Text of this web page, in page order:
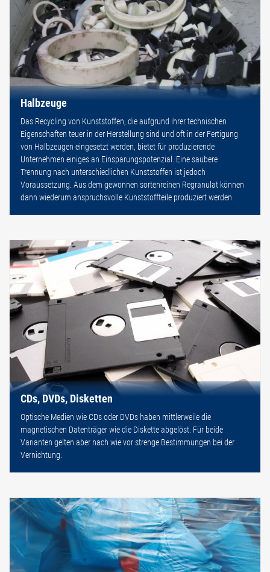
Halbzeuge
Das Recycling von Kunststoffen, die aufgrund ihrer technischen
Eigenschaften teuer in der Herstellung sind und oft in der Fertigung
von Halbzeugen eingesetzt werden, bietet für produzierende
Unternehmen einiges an Einsparungspotenzial. Eine saubere
Trennung nach unterschiedlichen Kunststoffen ist jedoch
Voraussetzung. Aus dem gewonnen sortenreinen Regranulat können
dann wiederum anspruchsvolle Kunststoffteile produziert werden.
CDs, DVDs, Disketten
Optische Medien wie CDs oder DVDs haben mittlerweile die
magnetischen Datenträger wie die Diskette abgelöst. Für beide
Varianten gelten aber nach wie vor strenge Bestimmungen bei der
Vernichtung.